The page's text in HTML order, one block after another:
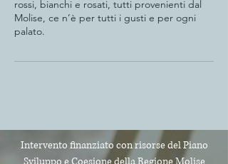
rossi, bianchi e rosati, tutti provenienti dal
Molise, ce n’è per tutti i gusti e per ogni
Intervento finanziato con risorse del Piano